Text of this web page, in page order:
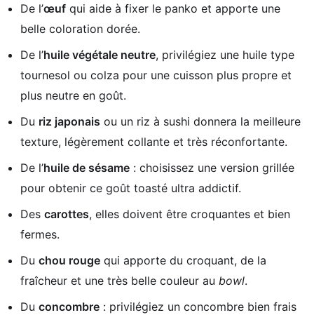
De l’œuf qui aide à fixer le panko et apporte une
belle coloration dorée.
De l’huile végétale neutre, privilégiez une huile type
tournesol ou colza pour une cuisson plus propre et
plus neutre en goût.
Du riz japonais ou un riz à sushi donnera la meilleure
texture, légèrement collante et très réconfortante.
De l’huile de sésame : choisissez une version grillée
pour obtenir ce goût toasté ultra addictif.
Des carottes, elles doivent être croquantes et bien
fermes.
Du chou rouge qui apporte du croquant, de la
fraîcheur et une très belle couleur au bowl.
Du concombre : privilégiez un concombre bien frais